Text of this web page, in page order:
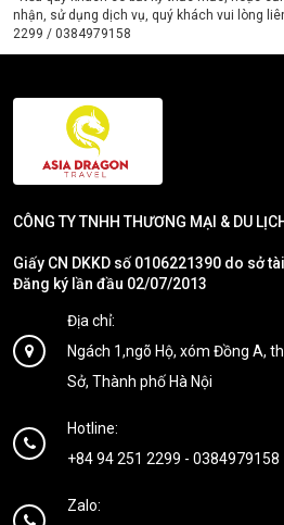
nhận, sử dụng dịch vụ, quý khách vui lòng
2299 / 0384979158
CÔNG TY TNHH THƯƠNG MẠI & DU
Giấy CN DKKD số 0106221390 do sở
Đăng ký lần đầu 02/07/2013
Địa chỉ:
Ngách 1,ngõ Hộ, xóm Đồng A,
Sở, Thành phố Hà Nội
Hotline:
+84 94 251 2299 - 0384979158
Zalo: